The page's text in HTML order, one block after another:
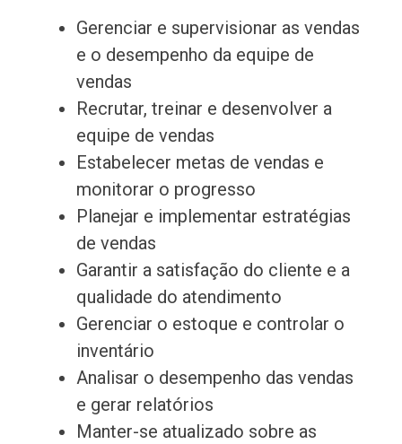
Gerenciar e supervisionar as vendas
e o desempenho da equipe de
vendas
Recrutar, treinar e desenvolver a
equipe de vendas
Estabelecer metas de vendas e
monitorar o progresso
Planejar e implementar estratégias
de vendas
Garantir a satisfação do cliente e a
qualidade do atendimento
Gerenciar o estoque e controlar o
inventário
Analisar o desempenho das vendas
e gerar relatórios
Manter-se atualizado sobre as